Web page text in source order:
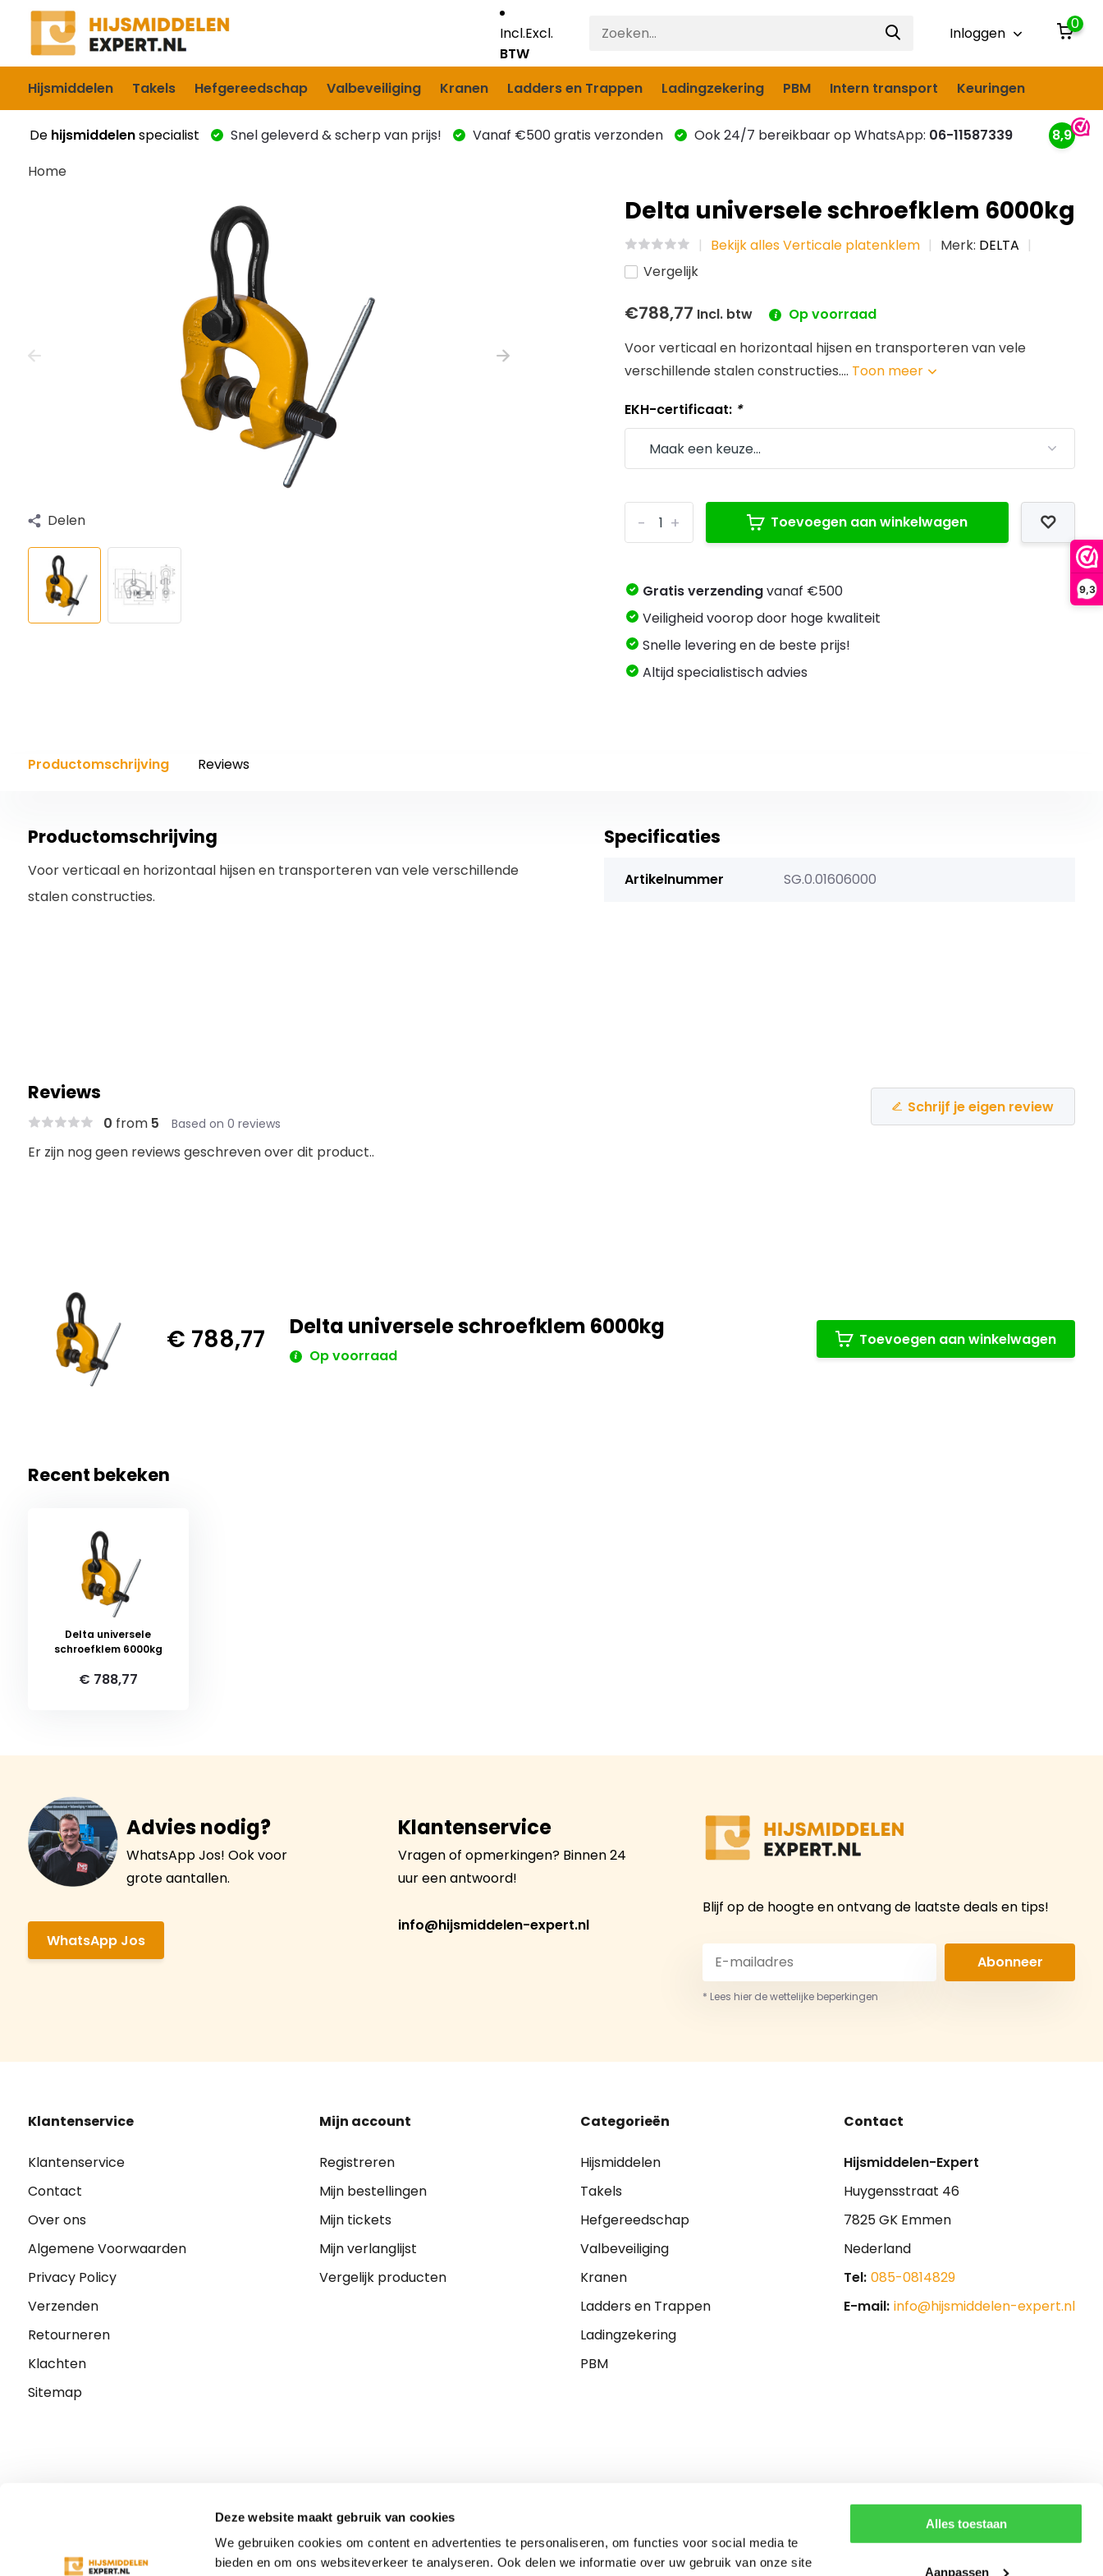
Deze website maakt gebruik van cookies
We gebruiken cookies om content en advertenties te personaliseren, om functies voor social media te
bieden en om ons websiteverkeer te analyseren. Ook delen we informatie over uw gebruik van onze site
Alles toestaan
Aanpassen
9,3
Incl.Excl.
BTW
Inloggen
0
Hijsmiddelen Takels Hefgereedschap Valbeveiliging Kranen Ladders en Trappen Ladingzekering PBM Intern transport Keuringen
De hijsmiddelenspecialist Snel geleverd & scherp van prijs! Vanaf €500 gratis verzonden Ook 24/7 bereikbaar op WhatsApp: 06-11587339
8,9
Home
Delen
Delta universele schroefklem 6000kg
Bekijk alles Verticale platenklem Merk: DELTA
Vergelijk
€788,77 Incl. btw
Op voorraad
Voor verticaal en horizontaal hijsen en transporteren van vele
verschillende stalen constructies.... Toon meer
EKH-certificaat: *
+
- Toevoegen aan winkelwagen
Gratis verzendingvanaf €500
Veiligheid voorop door hoge kwaliteit
Snelle levering en de beste prijs!
Altijd specialistisch advies
Productomschrijving Reviews
Productomschrijving
Voor verticaal en horizontaal hijsen en transporteren van vele verschillende
stalen constructies.
Specificaties
Artikelnummer SG.0.01606000
Reviews
0 from 5 Based on 0 reviews
Schrijf je eigen review
Er zijn nog geen reviews geschreven over dit product..
€ 788,77 Delta universele schroefklem 6000kg
Op voorraad
Toevoegen aan winkelwagen
Recent bekeken
Delta universele
schroefklem 6000kg
€ 788,77
Advies nodig?
WhatsApp Jos! Ook voor
grote aantallen.
WhatsApp Jos
Klantenservice
Vragen of opmerkingen? Binnen 24
uur een antwoord!
info@hijsmiddelen-expert.nl
Blijf op de hoogte en ontvang de laatste deals en tips!
Abonneer
* Lees hier de wettelijke beperkingen
Klantenservice
Klantenservice
Contact
Over ons
Algemene Voorwaarden
Privacy Policy
Verzenden
Retourneren
Klachten
Sitemap
Mijn account
Registreren
Mijn bestellingen
Mijn tickets
Mijn verlanglijst
Vergelijk producten
Categorieën
Hijsmiddelen
Takels
Hefgereedschap
Valbeveiliging
Kranen
Ladders en Trappen
Ladingzekering
PBM
Contact
Hijsmiddelen-Expert
Huygensstraat 46
7825 GK Emmen
Nederland
Tel: 085-0814829
E-mail: info@hijsmiddelen-expert.nl